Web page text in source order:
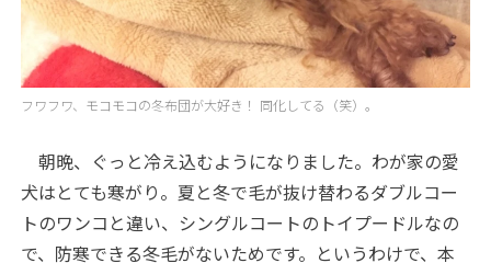
フワフワ、モコモコの冬布団が大好き！ 同化してる（笑）。
朝晩、ぐっと冷え込むようになりました。わが家の愛
犬はとても寒がり。夏と冬で毛が抜け替わるダブルコー
トのワンコと違い、シングルコートのトイプードルなの
で、防寒できる冬毛がないためです。というわけで、本